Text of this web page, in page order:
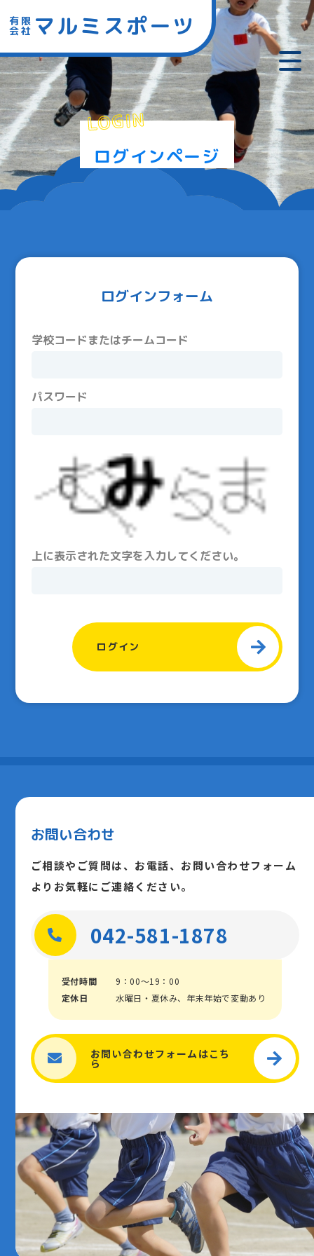
有限
会社 マルミスポーツ
LOGIN
ログインページ
ログインフォーム
学校コードまたはチームコード
パスワード
上に表示された文字を入力してください。
ログイン
お問い合わせ
ご相談やご質問は、お電話、お問い合わせフォーム
よりお気軽にご連絡ください。
042-581-1878
受付時間
9：00～19：00
定休日
水曜日・夏休み、年末年始で変動あり
お問い合わせフォームはこち
ら